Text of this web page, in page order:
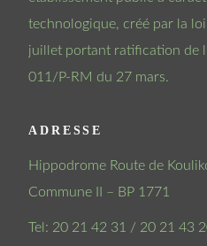
technologique, créé par la
juillet portant ratification de
011/P-RM du 27 mars.
ADRESSE
Hippodrome Route de
Commune II – BP 1771
Tel: 20 21 42 31 / 20 21 43